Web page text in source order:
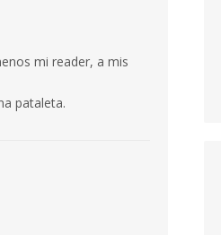
mi reader, a mis
pataleta.